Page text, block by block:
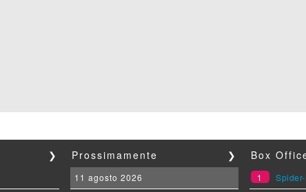
❯ Prossimamente ❯
11 agosto 2026
Box
1